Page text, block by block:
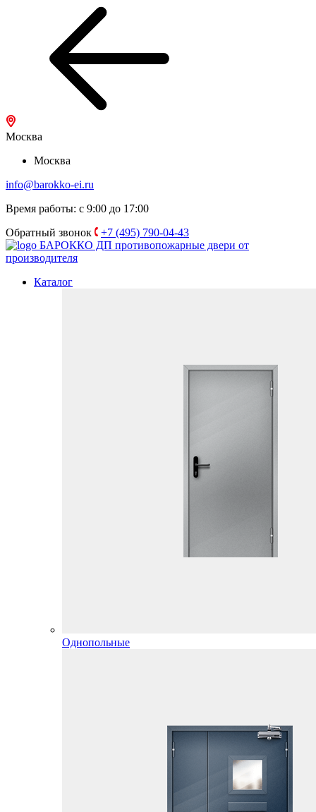
Москва
Москва
info@barokko-ei.ru
Время работы: с 9:00 до 17:00
Обратный звонок
+7 (495) 790-04-43
БАРОККО ДП противопожарные двери от
производителя
Каталог
Однопольные